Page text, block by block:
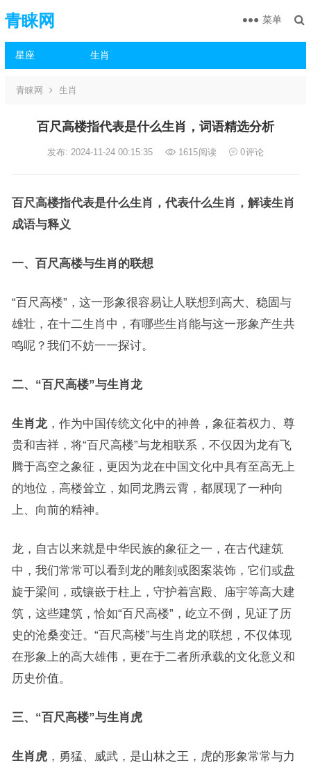
青睐网
星座 生肖
菜单
青睐网 生肖
百尺高楼指代表是什么生肖，词语精选分析
发布: 2024-11-24 00:15:35 1615阅读 0评论
百尺高楼指代表是什么生肖，代表什么生肖，解读生肖
成语与释义
一、百尺高楼与生肖的联想
“百尺高楼”，这一形象很容易让人联想到高大、稳固与
雄壮，在十二生肖中，有哪些生肖能与这一形象产生共
鸣呢？我们不妨一一探讨。
二、“百尺高楼”与生肖龙
生肖龙，作为中国传统文化中的神兽，象征着权力、尊
贵和吉祥，将“百尺高楼”与龙相联系，不仅因为龙有飞
腾于高空之象征，更因为龙在中国文化中具有至高无上
的地位，高楼耸立，如同龙腾云霄，都展现了一种向
上、向前的精神。
龙，自古以来就是中华民族的象征之一，在古代建筑
中，我们常常可以看到龙的雕刻或图案装饰，它们或盘
旋于梁间，或镶嵌于柱上，守护着宫殿、庙宇等高大建
筑，这些建筑，恰如“百尺高楼”，屹立不倒，见证了历
史的沧桑变迁。“百尺高楼”与生肖龙的联想，不仅体现
在形象上的高大雄伟，更在于二者所承载的文化意义和
历史价值。
三、“百尺高楼”与生肖虎
生肖虎，勇猛、威武，是山林之王，虎的形象常常与力